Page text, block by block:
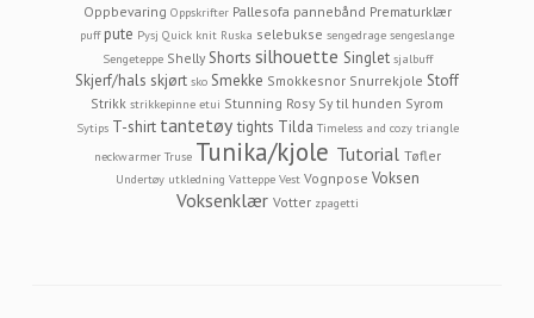
Oppbevaring Oppskrifter Pallesofa pannebånd Prematurklær
puff pute Pysj Quick knit Ruska selebukse sengedrage sengeslange
Sengeteppe Shelly Shorts silhouette Singlet sjalbuff
Skjerf/hals skjørt sko Smekke Smokkesnor Snurrekjole Stoff
Strikk strikkepinne etui Stunning Rosy Sy til hunden Syrom
Sytips T-shirt tantetøy tights Tilda Timeless and cozy triangle
neckwarmer Truse Tunika/kjole Tutorial Tøfler
Undertøy utkledning Vatteppe Vest Vognpose Voksen
Voksenklær Votter zpagetti